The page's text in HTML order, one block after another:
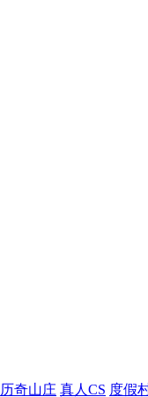
历奇山庄 真人CS 度假